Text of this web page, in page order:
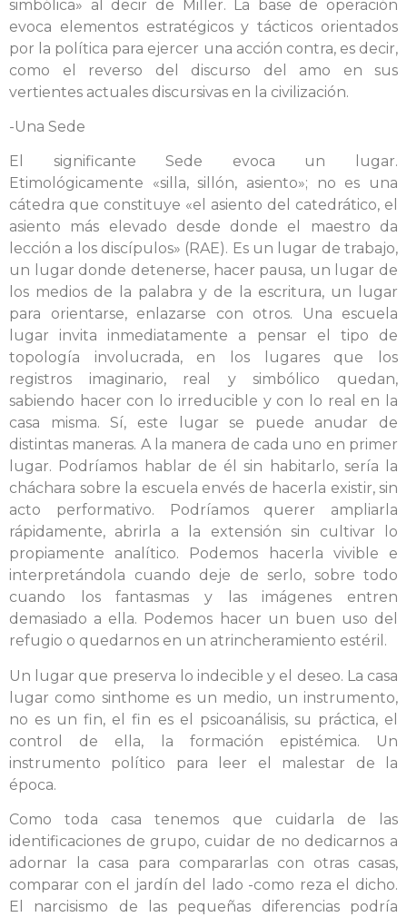
simbólica» al decir de Miller. La base de operación
evoca elementos estratégicos y tácticos orientados
por la política para ejercer una acción contra, es decir,
como el reverso del discurso del amo en sus
vertientes actuales discursivas en la civilización.
-Una Sede
El significante Sede evoca un lugar.
Etimológicamente «silla, sillón, asiento»; no es una
cátedra que constituye «el asiento del catedrático, el
asiento más elevado desde donde el maestro da
lección a los discípulos» (RAE). Es un lugar de trabajo,
un lugar donde detenerse, hacer pausa, un lugar de
los medios de la palabra y de la escritura, un lugar
para orientarse, enlazarse con otros. Una escuela
lugar invita inmediatamente a pensar el tipo de
topología involucrada, en los lugares que los
registros imaginario, real y simbólico quedan,
sabiendo hacer con lo irreducible y con lo real en la
casa misma. Sí, este lugar se puede anudar de
distintas maneras. A la manera de cada uno en primer
lugar. Podríamos hablar de él sin habitarlo, sería la
cháchara sobre la escuela envés de hacerla existir, sin
acto performativo. Podríamos querer ampliarla
rápidamente, abrirla a la extensión sin cultivar lo
propiamente analítico. Podemos hacerla vivible e
interpretándola cuando deje de serlo, sobre todo
cuando los fantasmas y las imágenes entren
demasiado a ella. Podemos hacer un buen uso del
refugio o quedarnos en un atrincheramiento estéril.
Un lugar que preserva lo indecible y el deseo. La casa
lugar como sinthome es un medio, un instrumento,
no es un fin, el fin es el psicoanálisis, su práctica, el
control de ella, la formación epistémica. Un
instrumento político para leer el malestar de la
época.
Como toda casa tenemos que cuidarla de las
identificaciones de grupo, cuidar de no dedicarnos a
adornar la casa para compararlas con otras casas,
comparar con el jardín del lado -como reza el dicho.
El narcisismo de las pequeñas diferencias podría